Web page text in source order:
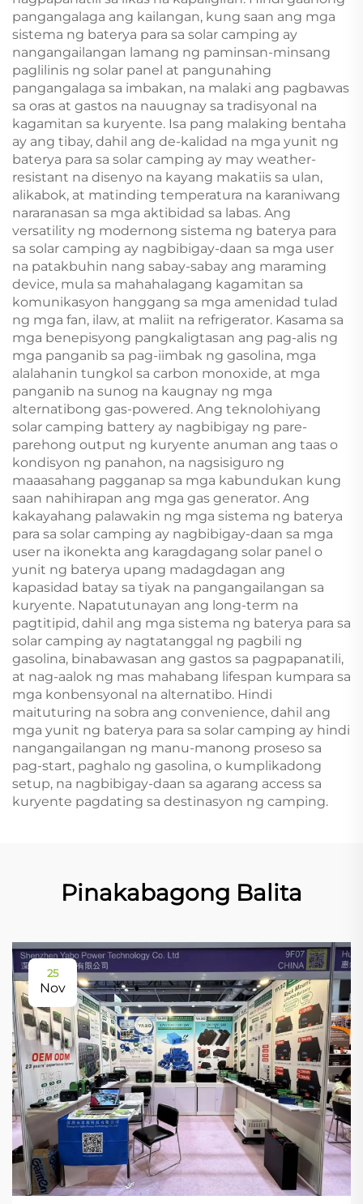
pangangalaga ang kailangan, kung saan ang mga
sistema ng baterya para sa solar camping ay
nangangailangan lamang ng paminsan-minsang
paglilinis ng solar panel at pangunahing
pangangalaga sa imbakan, na malaki ang pagbawas
sa oras at gastos na nauugnay sa tradisyonal na
kagamitan sa kuryente. Isa pang malaking bentaha
ay ang tibay, dahil ang de-kalidad na mga yunit ng
baterya para sa solar camping ay may weather-
resistant na disenyo na kayang makatiis sa ulan,
alikabok, at matinding temperatura na karaniwang
nararanasan sa mga aktibidad sa labas. Ang
versatility ng modernong sistema ng baterya para
sa solar camping ay nagbibigay-daan sa mga user
na patakbuhin nang sabay-sabay ang maraming
device, mula sa mahahalagang kagamitan sa
komunikasyon hanggang sa mga amenidad tulad
ng mga fan, ilaw, at maliit na refrigerator. Kasama sa
mga benepisyong pangkaligtasan ang pag-alis ng
mga panganib sa pag-iimbak ng gasolina, mga
alalahanin tungkol sa carbon monoxide, at mga
panganib na sunog na kaugnay ng mga
alternatibong gas-powered. Ang teknolohiyang
solar camping battery ay nagbibigay ng pare-
parehong output ng kuryente anuman ang taas o
kondisyon ng panahon, na nagsisiguro ng
maaasahang pagganap sa mga kabundukan kung
saan nahihirapan ang mga gas generator. Ang
kakayahang palawakin ng mga sistema ng baterya
para sa solar camping ay nagbibigay-daan sa mga
user na ikonekta ang karagdagang solar panel o
yunit ng baterya upang madagdagan ang
kapasidad batay sa tiyak na pangangailangan sa
kuryente. Napatutunayan ang long-term na
pagtitipid, dahil ang mga sistema ng baterya para sa
solar camping ay nagtatanggal ng pagbili ng
gasolina, binabawasan ang gastos sa pagpapanatili,
at nag-aalok ng mas mahabang lifespan kumpara sa
mga konbensyonal na alternatibo. Hindi
maituturing na sobra ang convenience, dahil ang
mga yunit ng baterya para sa solar camping ay hindi
nangangailangan ng manu-manong proseso sa
pag-start, paghalo ng gasolina, o kumplikadong
setup, na nagbibigay-daan sa agarang access sa
kuryente pagdating sa destinasyon ng camping.
Pinakabagong Balita
25
Nov